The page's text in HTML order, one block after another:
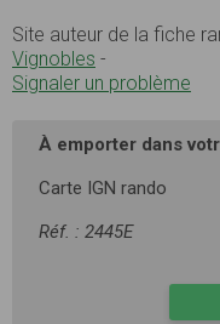
Site auteur de la fiche
Vignobles -
Signaler un problème
À emporter dans
Carte IGN rando
Réf. : 2445E